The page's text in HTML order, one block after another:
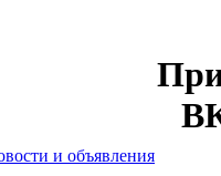
и объявления